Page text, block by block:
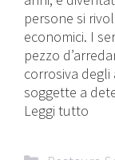
persone si
economici. I
pezzo
corrosiva
soggette a
Leggi tutto